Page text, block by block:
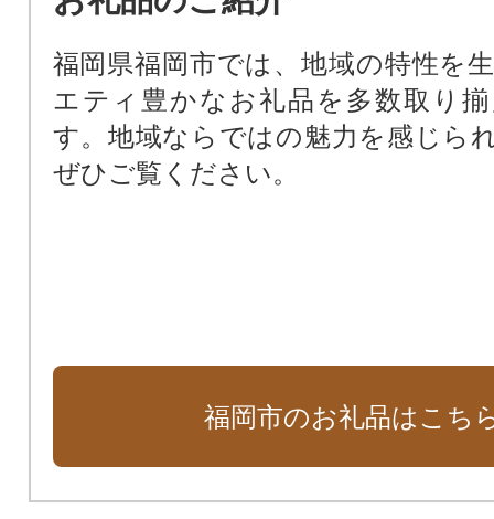
ふくおかの環境を守る！（リサイ
対策・自然保護）
動物園
植物園
伝統工芸と商店街を未来につなぐ
どんたく・山笠を応援
福岡県福岡市では、地域の特性を
エティ豊かなお礼品を多数取り
す。地域ならではの魅力を感じら
ぜひご覧ください。
福岡市のお礼品はこち